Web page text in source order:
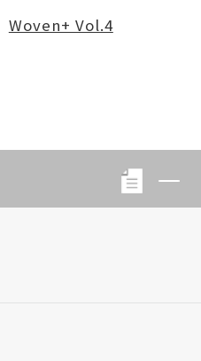
Woven+ Vol.4